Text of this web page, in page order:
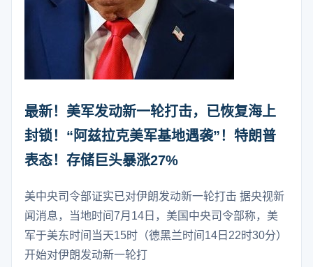
最新！美军发动新一轮打击，已恢复海上
封锁！“阿兹拉克美军基地遇袭”！特朗普
表态！存储巨头暴涨27%
美中央司令部证实已对伊朗发动新一轮打击 据央视新
闻消息，当地时间7月14日，美国中央司令部称，美
军于美东时间当天15时（德黑兰时间14日22时30分）
开始对伊朗发动新一轮打